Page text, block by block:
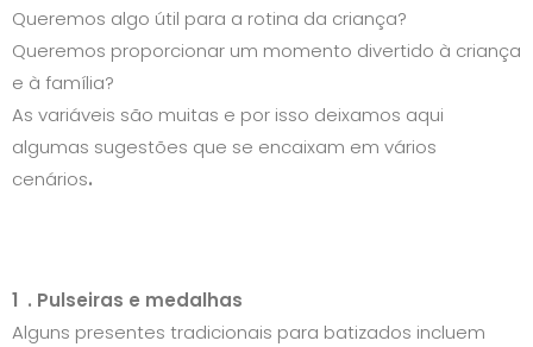
Queremos algo útil para a rotina da criança?
Queremos proporcionar um momento divertido à criança
e à família?
As variáveis são muitas e por isso deixamos aqui
algumas sugestões que se encaixam em vários
cenários.
1 . Pulseiras e medalhas
Alguns presentes tradicionais para batizados incluem